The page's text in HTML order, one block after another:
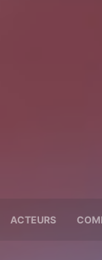
ACTEURS